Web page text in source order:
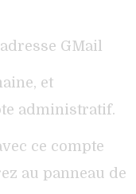
GMail
et
administratif.
ce compte
au panneau de